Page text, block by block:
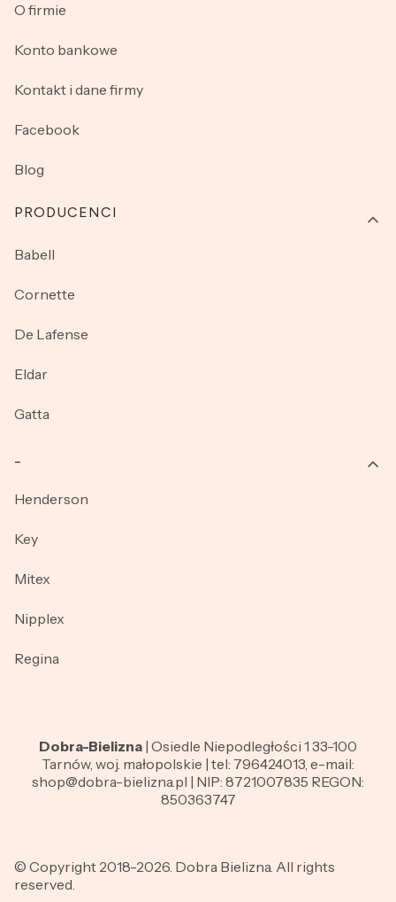
O firmie
Konto bankowe
Kontakt i dane firmy
Facebook
Blog
PRODUCENCI
Babell
Cornette
De Lafense
Eldar
Gatta
Henderson
Key
Mitex
Nipplex
Regina
Dobra-Bielizna | Osiedle Niepodległości 1 33-100
Tarnów, woj. małopolskie | tel: 796424013, e-mail:
shop@dobra-bielizna.pl | NIP: 8721007835 REGON:
850363747
© Copyright 2018-2026. Dobra Bielizna. All rights
reserved.